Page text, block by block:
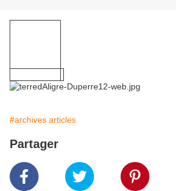
#archives articles
Partager